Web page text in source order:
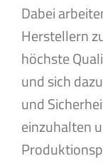
Dabei
Herstellern
höchste
und sich
und
einzuhalten